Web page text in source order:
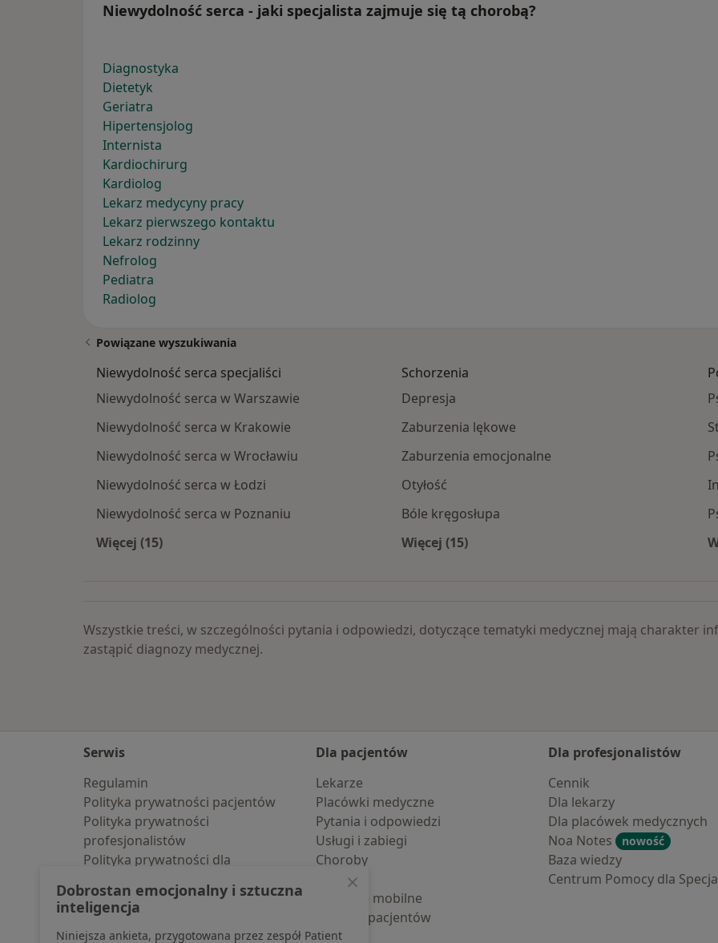
Niewydolność serca - jaki specjalista zajmuje się tą chorobą?
Diagnostyka
Dietetyk
Geriatra
Hipertensjolog
Internista
Kardiochirurg
Kardiolog
Lekarz medycyny pracy
Lekarz pierwszego kontaktu
Lekarz rodzinny
Nefrolog
Pediatra
Radiolog
Powiązane wyszukiwania
Niewydolność serca specjaliści
Niewydolność serca w Warszawie
Niewydolność serca w Krakowie
Niewydolność serca w Wrocławiu
Niewydolność serca w Łodzi
Niewydolność serca w Poznaniu
Więcej (15)
Schorzenia
Depresja
Zaburzenia lękowe
Zaburzenia emocjonalne
Otyłość
Bóle kręgosłupa
Więcej (15)
Wszystkie treści, w szczególności pytania i odpowiedzi, dotyczące tematyki medycznej mają charakter
zastąpić diagnozy medycznej.
Serwis
Regulamin
Polityka prywatności pacjentów
Polityka prywatności
profesjonalistów
Polityka prywatności dla
pozyskaliśmy samodzielnie
Polityka cookies
Jak działają wyniki wyszukiwania
Dla pacjentów
Lekarze
Placówki medyczne
Pytania i odpowiedzi
Usługi i zabiegi
Choroby
Pomoc
Aplikacje mobilne
Blog dla pacjentów
Dla profesjonalistów
Cennik
Dla lekarzy
Dla placówek medycznych
Noa Notes
nowość
Baza wiedzy
Centrum Pomocy dla
Dobrostan emocjonalny i sztuczna
inteligencja
Niniejsza ankieta, przygotowana przez zespół Patient